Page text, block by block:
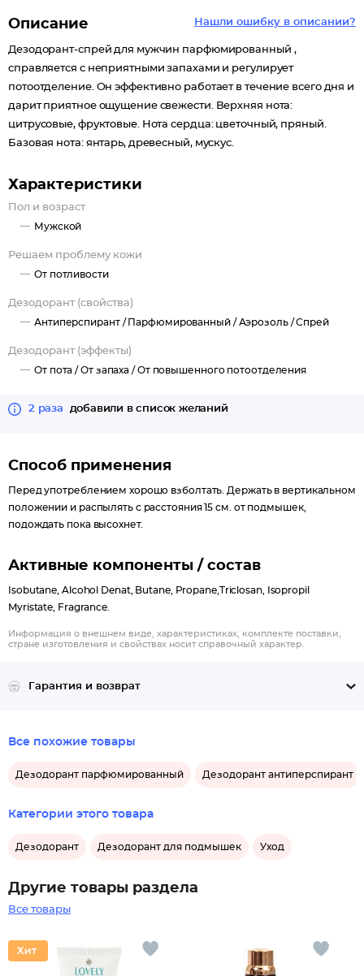
Нашли ошибку в описании?
Описание
Дезодорант-спрей для мужчин парфюмированный ,
справляется с неприятными запахами и регулирует
потоотделение. Он эффективно работает в течение всего дня и
дарит приятное ощущение свежести. Верхняя нота:
цитрусовые, фруктовые. Нота сердца: цветочный, пряный.
Базовая нота: янтарь, древесный, мускус.
Характеристики
Пол и возраст
Мужской
Решаем проблему кожи
От потливости
Дезодорант (свойства)
Антиперспирант / Парфюмированный /Аэрозоль /Спрей
Дезодорант (эффекты)
От пота /От запаха /От повышенного потоотделения
2 раза добавили в список желаний
Способ применения
Перед употреблением хорошо взболтать. Держать в вертикальном
положении и распылять с расстояния 15 см. от подмышек,
подождать пока высохнет.
Активные компоненты / состав
Isobutane, Alcohol Denat, Butane, Propane,Triclosan, Isopropil
Myristate, Fragrance.
Информация о внешнем виде, характеристиках, комплекте поставки,
стране изготовления и свойствах носит справочный характер.
Гарантия и возврат
Все похожие товары
Дезодорант парфюмированный Дезодорант антиперспирант
Категории этого товара
Дезодорант Дезодорант для подмышек Уход
Другие товары раздела
Все товары